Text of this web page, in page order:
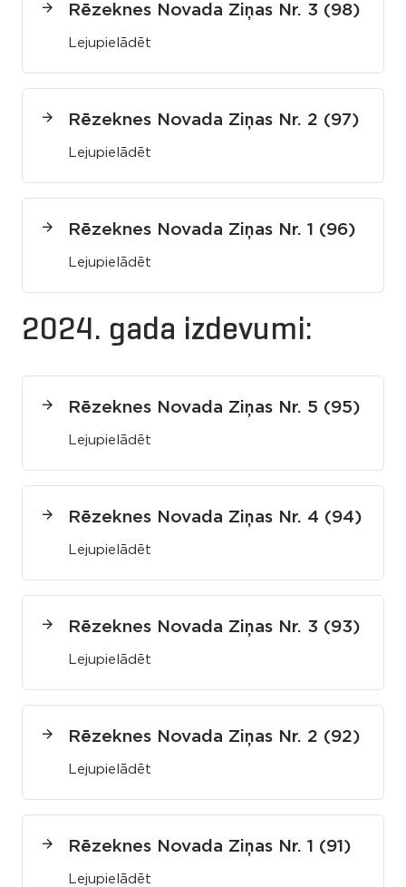
Rēzeknes Novada Ziņas Nr. 3 (98)
Lejupielādēt
Rēzeknes Novada Ziņas Nr. 2 (97)
Lejupielādēt
Rēzeknes Novada Ziņas Nr. 1 (96)
Lejupielādēt
2024. gada izdevumi:
Rēzeknes Novada Ziņas Nr. 5 (95)
Lejupielādēt
Rēzeknes Novada Ziņas Nr. 4 (94)
Lejupielādēt
Rēzeknes Novada Ziņas Nr. 3 (93)
Lejupielādēt
Rēzeknes Novada Ziņas Nr. 2 (92)
Lejupielādēt
Rēzeknes Novada Ziņas Nr. 1 (91)
Lejupielādēt